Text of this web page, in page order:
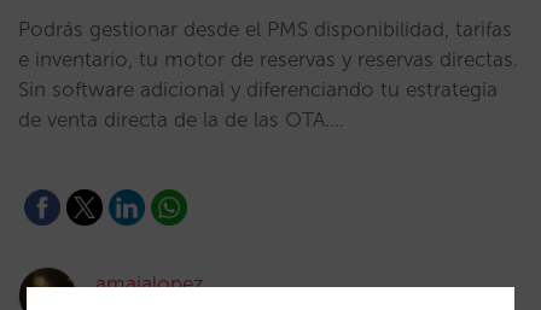
Podrás gestionar desde el PMS disponibilidad, tarifas
e inventario, tu motor de reservas y reservas directas.
Sin software adicional y diferenciando tu estrategia
de venta directa de la de las OTA.…
amaialopez